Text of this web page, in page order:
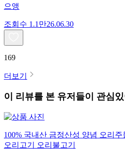
으앵
조회수 1.1만26.06.30
169
더보기
이 리뷰를 본 유저들이 관심
100% 국내산 금정산성 양념 오리
오리고기 오리불고기